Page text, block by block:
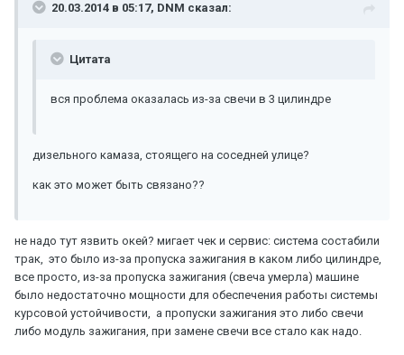
20.03.2014 в 05:17, DNM сказал:
Цитата
вся проблема оказалась из-за свечи в 3 цилиндре
дизельного камаза, стоящего на соседней улице?
как это может быть связано??
не надо тут язвить окей? мигает чек и сервис: система состабили
трак, это было из-за пропуска зажигания в каком либо цилиндре,
все просто, из-за пропуска зажигания (свеча умерла) машине
было недостаточно мощности для обеспечения работы системы
курсовой устойчивости, а пропуски зажигания это либо свечи
либо модуль зажигания, при замене свечи все стало как надо.